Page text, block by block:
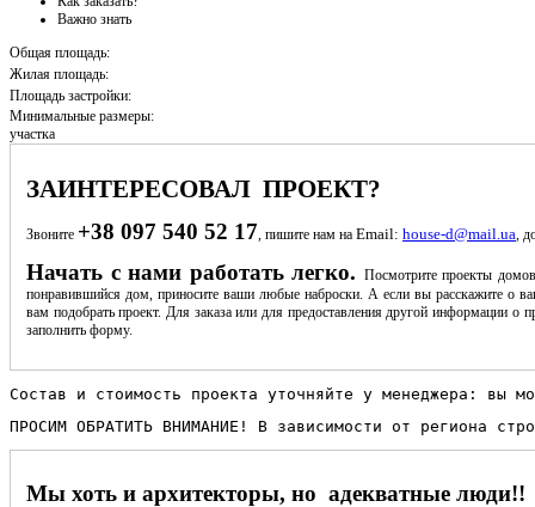
Важно знать
Общая площадь:
Жилая площадь:
Площадь застройки:
Минимальные размеры:
участка
ЗАИНТЕРЕСОВАЛ ПРОЕКТ?
Звоните +38 097 540 52 17 , пишите нам на Email: house-d@mail.ua ,
Начать с нами работать легко. Посмотрите проекты
понравившийся дом, приносите ваши любые наброски. А если вы расскажите о
вам подобрать проект. Для заказа или для предоставления другой информации о
заполнить форму.
Состав и стоимость проекта уточняйте у менеджера:
ПРОСИМ ОБРАТИТЬ ВНИМАНИЕ! В зависимости от региона
Мы хоть и архитекторы, но адекватные люди!!